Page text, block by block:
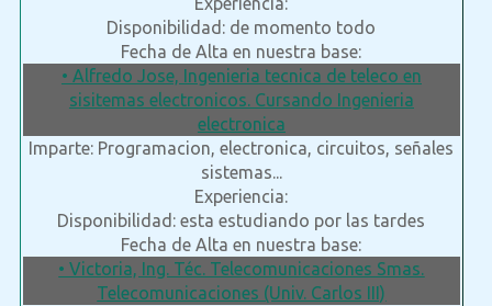
Disponibilidad: de momento todo
Fecha de Alta en nuestra base:
• Alfredo Jose, Ingenieria tecnica de teleco en
sisitemas electronicos. Cursando Ingenieria
electronica
Imparte: Programacion, electronica, circuitos, señales
sistemas...
Experiencia:
Disponibilidad: esta estudiando por las tardes
Fecha de Alta en nuestra base:
• Victoria, Ing. Téc. Telecomunicaciones Smas.
Telecomunicaciones (Univ. Carlos III)